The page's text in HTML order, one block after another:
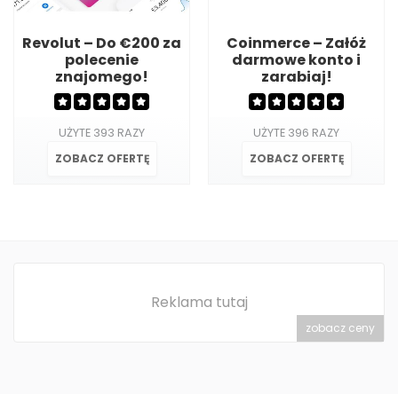
Revolut – Do €200 za
polecenie
znajomego!
UŻYTE 393 RAZY
ZOBACZ OFERTĘ
Coinmerce – Załóż
darmowe konto i
zarabiaj!
UŻYTE 396 RAZY
ZOBACZ OFERTĘ
Reklama tutaj
zobacz ceny